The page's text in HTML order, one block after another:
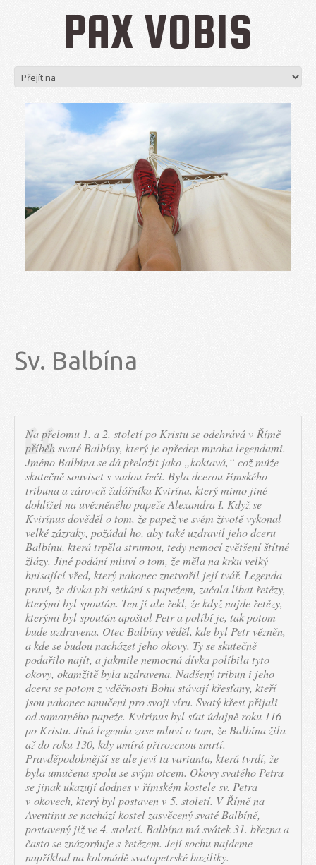
PAX VOBIS
Sv. Balbína
Na přelomu 1. a 2. století po Kristu se odehrává v Římě
příběh svaté Balbíny, který je opředen mnoha legendami.
Jméno Balbína se dá přeložit jako „koktavá,“ což může
skutečně souviset s vadou řeči. Byla dcerou římského
tribuna a zároveň žalářníka Kvirína, který mimo jiné
dohlížel na uvězněného papeže Alexandra I. Když se
Kvirínus dověděl o tom, že papež ve svém životě vykonal
velké zázraky, požádal ho, aby také uzdravil jeho dceru
Balbínu, která trpěla strumou, tedy nemocí zvětšení štítné
žlázy. Jiné podání mluví o tom, že měla na krku velký
hnisající vřed, který nakonec znetvořil její tvář. Legenda
praví, že dívka při setkání s papežem, začala líbat řetězy,
kterými byl spoután. Ten jí ale řekl, že když najde řetězy,
kterými byl spoután apoštol Petr a políbí je, tak potom
bude uzdravena. Otec Balbíny věděl, kde byl Petr vězněn,
a kde se budou nacházet jeho okovy. Ty se skutečně
podařilo najít, a jakmile nemocná dívka políbila tyto
okovy, okamžitě byla uzdravena. Nadšený tribun i jeho
dcera se potom z vděčnosti Bohu stávají křesťany, kteří
jsou nakonec umučeni pro svoji víru. Svatý křest přijali
od samotného papeže. Kvirínus byl sťat údajně roku 116
po Kristu. Jiná legenda zase mluví o tom, že Balbína žila
až do roku 130, kdy umírá přirozenou smrtí.
Pravděpodobnější se ale jeví ta varianta, která tvrdí, že
byla umučena spolu se svým otcem. Okovy svatého Petra
se jinak ukazují dodnes v římském kostele sv. Petra
v okovech, který byl postaven v 5. století. V Římě na
Aventinu se nachází kostel zasvěcený svaté Balbíně,
postavený již ve 4. století. Balbína má svátek 31. března a
často se znázorňuje s řetězem. Její sochu najdeme
například na kolonádě svatopetrské baziliky.